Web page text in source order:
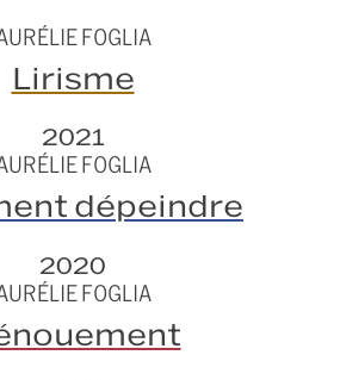
FOGLIA
Lirisme
2021
FOGLIA
dépeindre
2020
FOGLIA